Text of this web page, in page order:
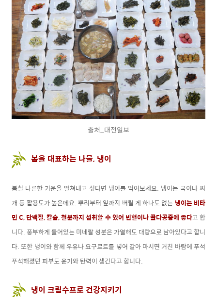
출처_대전일보
봄을 대표하는 나물, 냉이
봄철 나른한 기운을 떨쳐내고 싶다면 냉이를 먹어보세요. 냉이는 국이나 찌
개 등 활용도가 높은데요. 뿌리부터 잎까지 버릴 게 하나도 없는 냉이는 비타
민 C, 단백질, 칼슘, 철분까지 섭취할 수 있어 빈혈이나 골다공증에 좋다고 합
니다. 풍부하게 들어있는 미네랄 성분은 가열해도 대량으로 남아있다고 합니
다. 또한 냉이와 함께 우유나 요구르트를 넣어 갈아 마시면 거친 바람에 푸석
푸석해졌던 피부도 윤기와 탄력이 생긴다고 합니다.
냉이 크림수프로 건강지키기